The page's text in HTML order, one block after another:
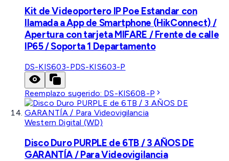
Kit de Videoportero IP Poe Estandar con
llamada a App de Smartphone (HikConnect) /
Apertura con tarjeta MIFARE / Frente de calle
IP65 / Soporta 1 Departamento
DS-KIS603-PDS-KIS603-P
Reemplazo sugerido: DS-KIS608-P
Western Digital (WD)
Disco Duro PURPLE de 6TB / 3 AÑOS DE
GARANTÍA / Para Videovigilancia